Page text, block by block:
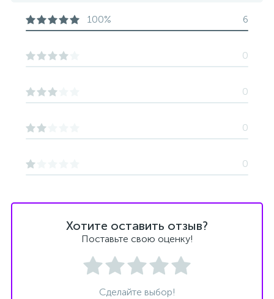
Хотите оставить отзыв?
Поставьте свою оценку!
Сделайте выбор!
100% 6
0
0
0
0